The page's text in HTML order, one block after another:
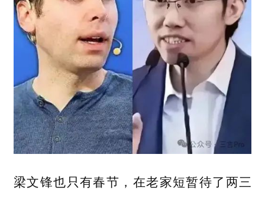
梁文锋也只有春节，在老家短暂待了两三